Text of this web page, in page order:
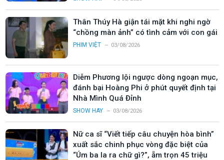
Thân Thúy Hà giận tái mặt khi nghi ngờ
“chồng màn ảnh” có tình cảm với con gái
PHIM VIỆT 03/08/2026
Diễm Phương lội ngược dòng ngoạn mục,
đánh bại Hoàng Phi ở phút quyết định tại
Nhà Mình Quá Đỉnh
SHOW HAY 03/08/2026
Nữ ca sĩ “Viết tiếp câu chuyện hòa bình”
xuất sắc chinh phục vòng đặc biệt của
“Úm ba la ra chữ gì?”, ẵm trọn 45 triệu